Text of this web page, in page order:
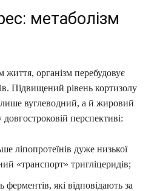
метаболізм
життя, організм перебудовує
Підвищений рівень кортизолу
лише вуглеводний, а й жировий
перспективі:
ліпопротеїнів дуже низької
«транспорт» тригліцеридів;
ферментів, які відповідають за